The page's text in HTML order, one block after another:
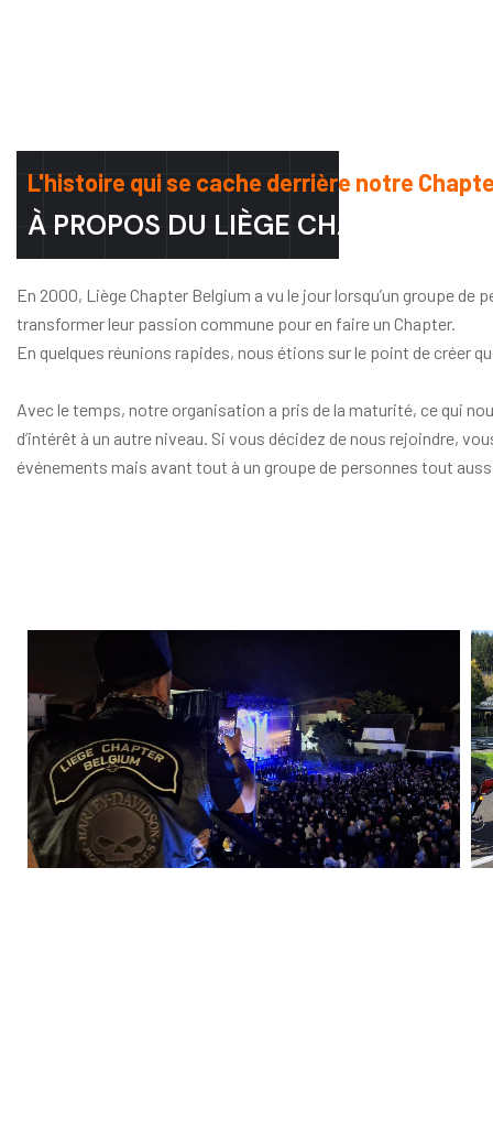
L'histoire qui se cache derrière notre
À PROPOS DU LIÈGE CHAPTER
En 2000, Liège Chapter Belgium a vu le jour lorsqu’un groupe de
transformer leur passion commune pour en faire un Chapter.
En quelques réunions rapides, nous étions sur le point de créer
Avec le temps, notre organisation a pris de la maturité, ce qui
d’intérêt à un autre niveau. Si vous décidez de nous rejoindre,
événements mais avant tout à un groupe de personnes tout